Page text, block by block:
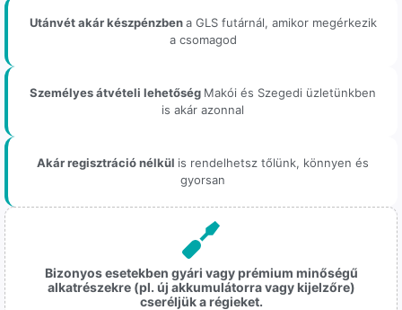
Utánvét akár készpénzbena GLS futárnál, amikor megérkezik
a csomagod
Személyes átvételi lehetőség Makói és Szegedi üzletünkben
is akár azonnal
Akár regisztráció nélkül is rendelhetsz tőlünk, könnyen és
gyorsan
Bizonyos esetekben gyári vagy prémium minőségű
alkatrészekre (pl. új akkumulátorra vagy kijelzőre)
cseréljük a régieket.